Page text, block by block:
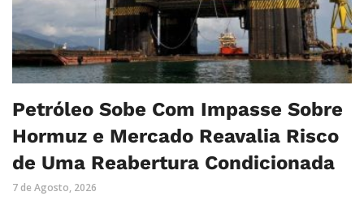
Petróleo Sobe Com Impasse Sobre
Hormuz e Mercado Reavalia Risco
de Uma Reabertura Condicionada
7 de Agosto, 2026